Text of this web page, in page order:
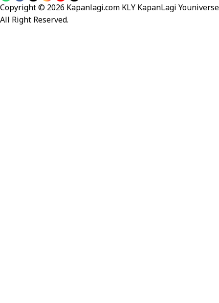
Copyright © 2026 Kapanlagi.com KLY KapanLagi Youniverse
All Right Reserved.